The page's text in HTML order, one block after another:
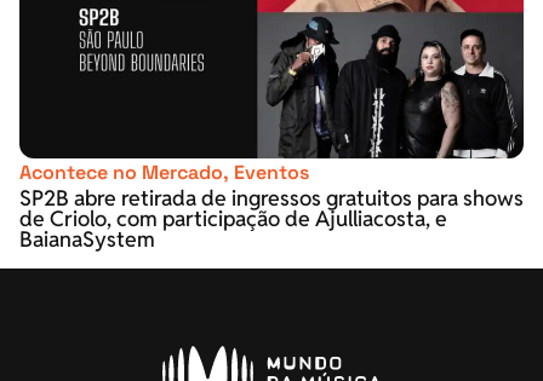
Acontece no Mercado, Eventos
SP2B abre retirada de ingressos gratuitos para shows
de Criolo, com participação de Ajulliacosta, e
BaianaSystem